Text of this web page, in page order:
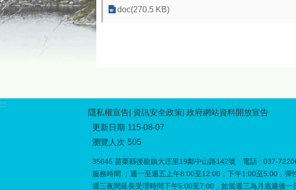
doc(270.5 KB)
:::
隱私權宣告 資訊安全政策 政府網站資料開放宣告
更新日期 115-08-07
瀏覽人次 505
35645 苗栗縣後龍鎮大庄里19鄰中山路142號 電話 : 037-
服務時間 ：週一至週五上午8:00至12:00，下午1:00至5:00，彈
週三夜間延長受理時間下午5:00至7:00，如當週三為月底最後一